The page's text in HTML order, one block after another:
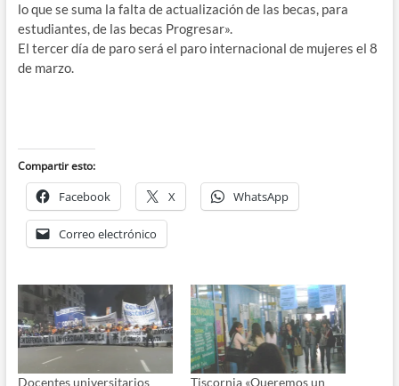
lo que se suma la falta de actualización de las becas, para
estudiantes, de las becas Progresar».
El tercer día de paro será el paro internacional de mujeres el 8
de marzo.
Compartir esto:
Facebook X WhatsApp
Correo electrónico
Docentes universitarios Tiscornia «Queremos un